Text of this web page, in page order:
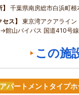
千葉県南房総市白浜町根
セス
東京湾アクアライ
館山バイパス 国道410号
この施
アパートメントタイプ